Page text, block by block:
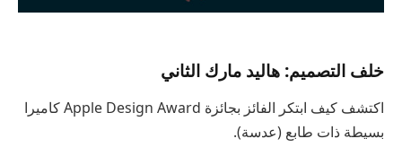
خلف التصميم: هاليد مارك الثاني
اكتشف كيف ابتكر الفائز بجائزة Apple Design Award كاميرا
بسيطة ذات طابع (عدسة).